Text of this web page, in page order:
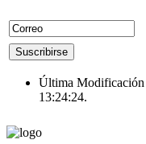
Última Modificación
13:24:24.